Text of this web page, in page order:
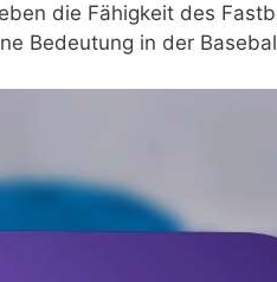
die Fähigkeit des
Bedeutung in der